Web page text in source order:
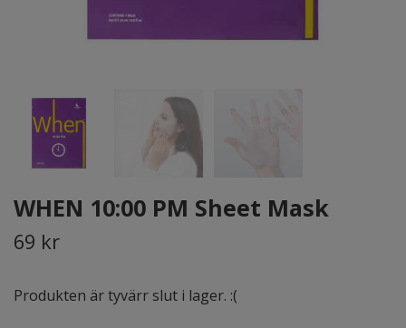
WHEN 10:00 PM Sheet Mask
69 kr
Produkten är tyvärr slut i lager. :(